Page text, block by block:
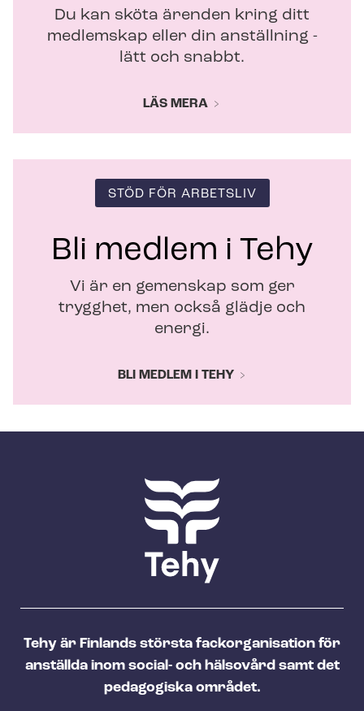
Du kan sköta ärenden kring ditt
medlemskap eller din anställning -
lätt och snabbt.
LÄS MERA
STÖD FÖR ARBETSLIV
Bli medlem i Tehy
Vi är en gemenskap som ger
trygghet, men också glädje och
energi.
BLI MEDLEM I TEHY
Tehy är Finlands största fackorganisation för
anställda inom social- och hälsovård samt det
pedagogiska området.